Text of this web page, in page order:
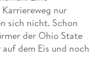
nur
sich nicht. Schon
der Ohio State
dem Eis und noch